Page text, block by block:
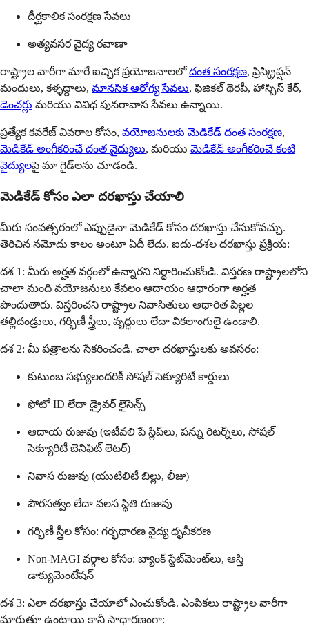
దీర్ఘకాలిక సంరక్షణ సేవలు
అత్యవసర వైద్య రవాణా
రాష్ట్రాల వారీగా మారే ఐచ్ఛిక ప్రయోజనాలలోదంత సంరక్షణ, ప్రిస్క్రిప్షన్
మందులు, కళ్ళద్దాలు, మానసిక ఆరోగ్య సేవలు, ఫిజికల్ థెరపీ, హాస్పిస్ కేర్,
డెంచర్లు మరియు వివిధ పునరావాస సేవలు ఉన్నాయి.
ప్రత్యేక కవరేజ్ వివరాల కోసం, వయోజనులకు మెడికేడ్ దంత సంరక్షణ,
మెడికేడ్ అంగీకరించే దంత వైద్యులు, మరియు మెడికేడ్ అంగీకరించే కంటి
వైద్యులపై మా గైడ్‌లను చూడండి.
మెడికేడ్ కోసం ఎలా దరఖాస్తు చేయాలి
మీరు సంవత్సరంలో ఎప్పుడైనా మెడికేడ్ కోసం దరఖాస్తు చేసుకోవచ్చు.
తెరిచిన నమోదు కాలం అంటూ ఏదీ లేదు. ఐదు-దశల దరఖాస్తు ప్రక్రియ:
దశ 1: మీరు అర్హత వర్గంలో ఉన్నారని నిర్ధారించుకోండి. విస్తరణ రాష్ట్రాలలోని
చాలా మంది వయోజనులు కేవలం ఆదాయం ఆధారంగా అర్హత
పొందుతారు. విస్తరించని రాష్ట్రాల నివాసితులు ఆధారిత పిల్లల
తల్లిదండ్రులు, గర్భిణీ స్త్రీలు, వృద్ధులు లేదా వికలాంగులై ఉండాలి.
దశ 2: మీ పత్రాలను సేకరించండి. చాలా దరఖాస్తులకు అవసరం:
కుటుంబ సభ్యులందరికీ సోషల్ సెక్యూరిటీ కార్డులు
ఫోటో ID లేదా డ్రైవర్ లైసెన్స్
ఆదాయ రుజువు (ఇటీవలి పే స్లిప్‌లు, పన్ను రిటర్న్‌లు, సోషల్
సెక్యూరిటీ బెనిఫిట్ లెటర్)
నివాస రుజువు (యుటిలిటీ బిల్లు, లీజు)
పౌరసత్వం లేదా వలస స్థితి రుజువు
గర్భిణీ స్త్రీల కోసం: గర్భధారణ వైద్య ధృవీకరణ
Non-MAGI వర్గాల కోసం: బ్యాంక్ స్టేట్‌మెంట్‌లు, ఆస్తి
డాక్యుమెంటేషన్
దశ 3: ఎలా దరఖాస్తు చేయాలో ఎంచుకోండి. ఎంపికలు రాష్ట్రాల వారీగా
మారుతూ ఉంటాయి కానీ సాధారణంగా: